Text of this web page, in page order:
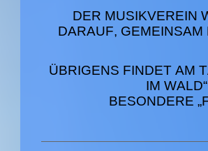
DER MUSIKVEREIN
DARAUF,
ÜBRIGENS FINDET AM
IM WALD“
BESONDERE